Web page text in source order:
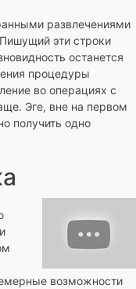
развлечениями
эти строки
останется
процедуры
во операциях с
Эге, вне на первом
получить одно
возможности